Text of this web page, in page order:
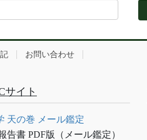
お問い合わせ
サイト
天の巻 メール鑑定
告書 PDF版（メール鑑定）